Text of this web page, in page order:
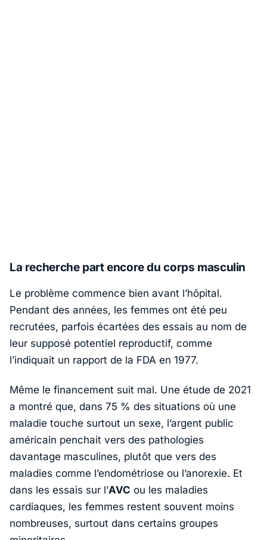
La recherche part encore du corps masculin
Le problème commence bien avant l’hôpital.
Pendant des années, les femmes ont été peu
recrutées, parfois écartées des essais au nom de
leur supposé potentiel reproductif, comme
l’indiquait un rapport de la FDA en 1977.
Même le financement suit mal. Une étude de 2021
a montré que, dans 75 % des situations où une
maladie touche surtout un sexe, l’argent public
américain penchait vers des pathologies
davantage masculines, plutôt que vers des
maladies comme l’endométriose ou l’anorexie. Et
dans les essais sur l’AVC ou les maladies
cardiaques, les femmes restent souvent moins
nombreuses, surtout dans certains groupes